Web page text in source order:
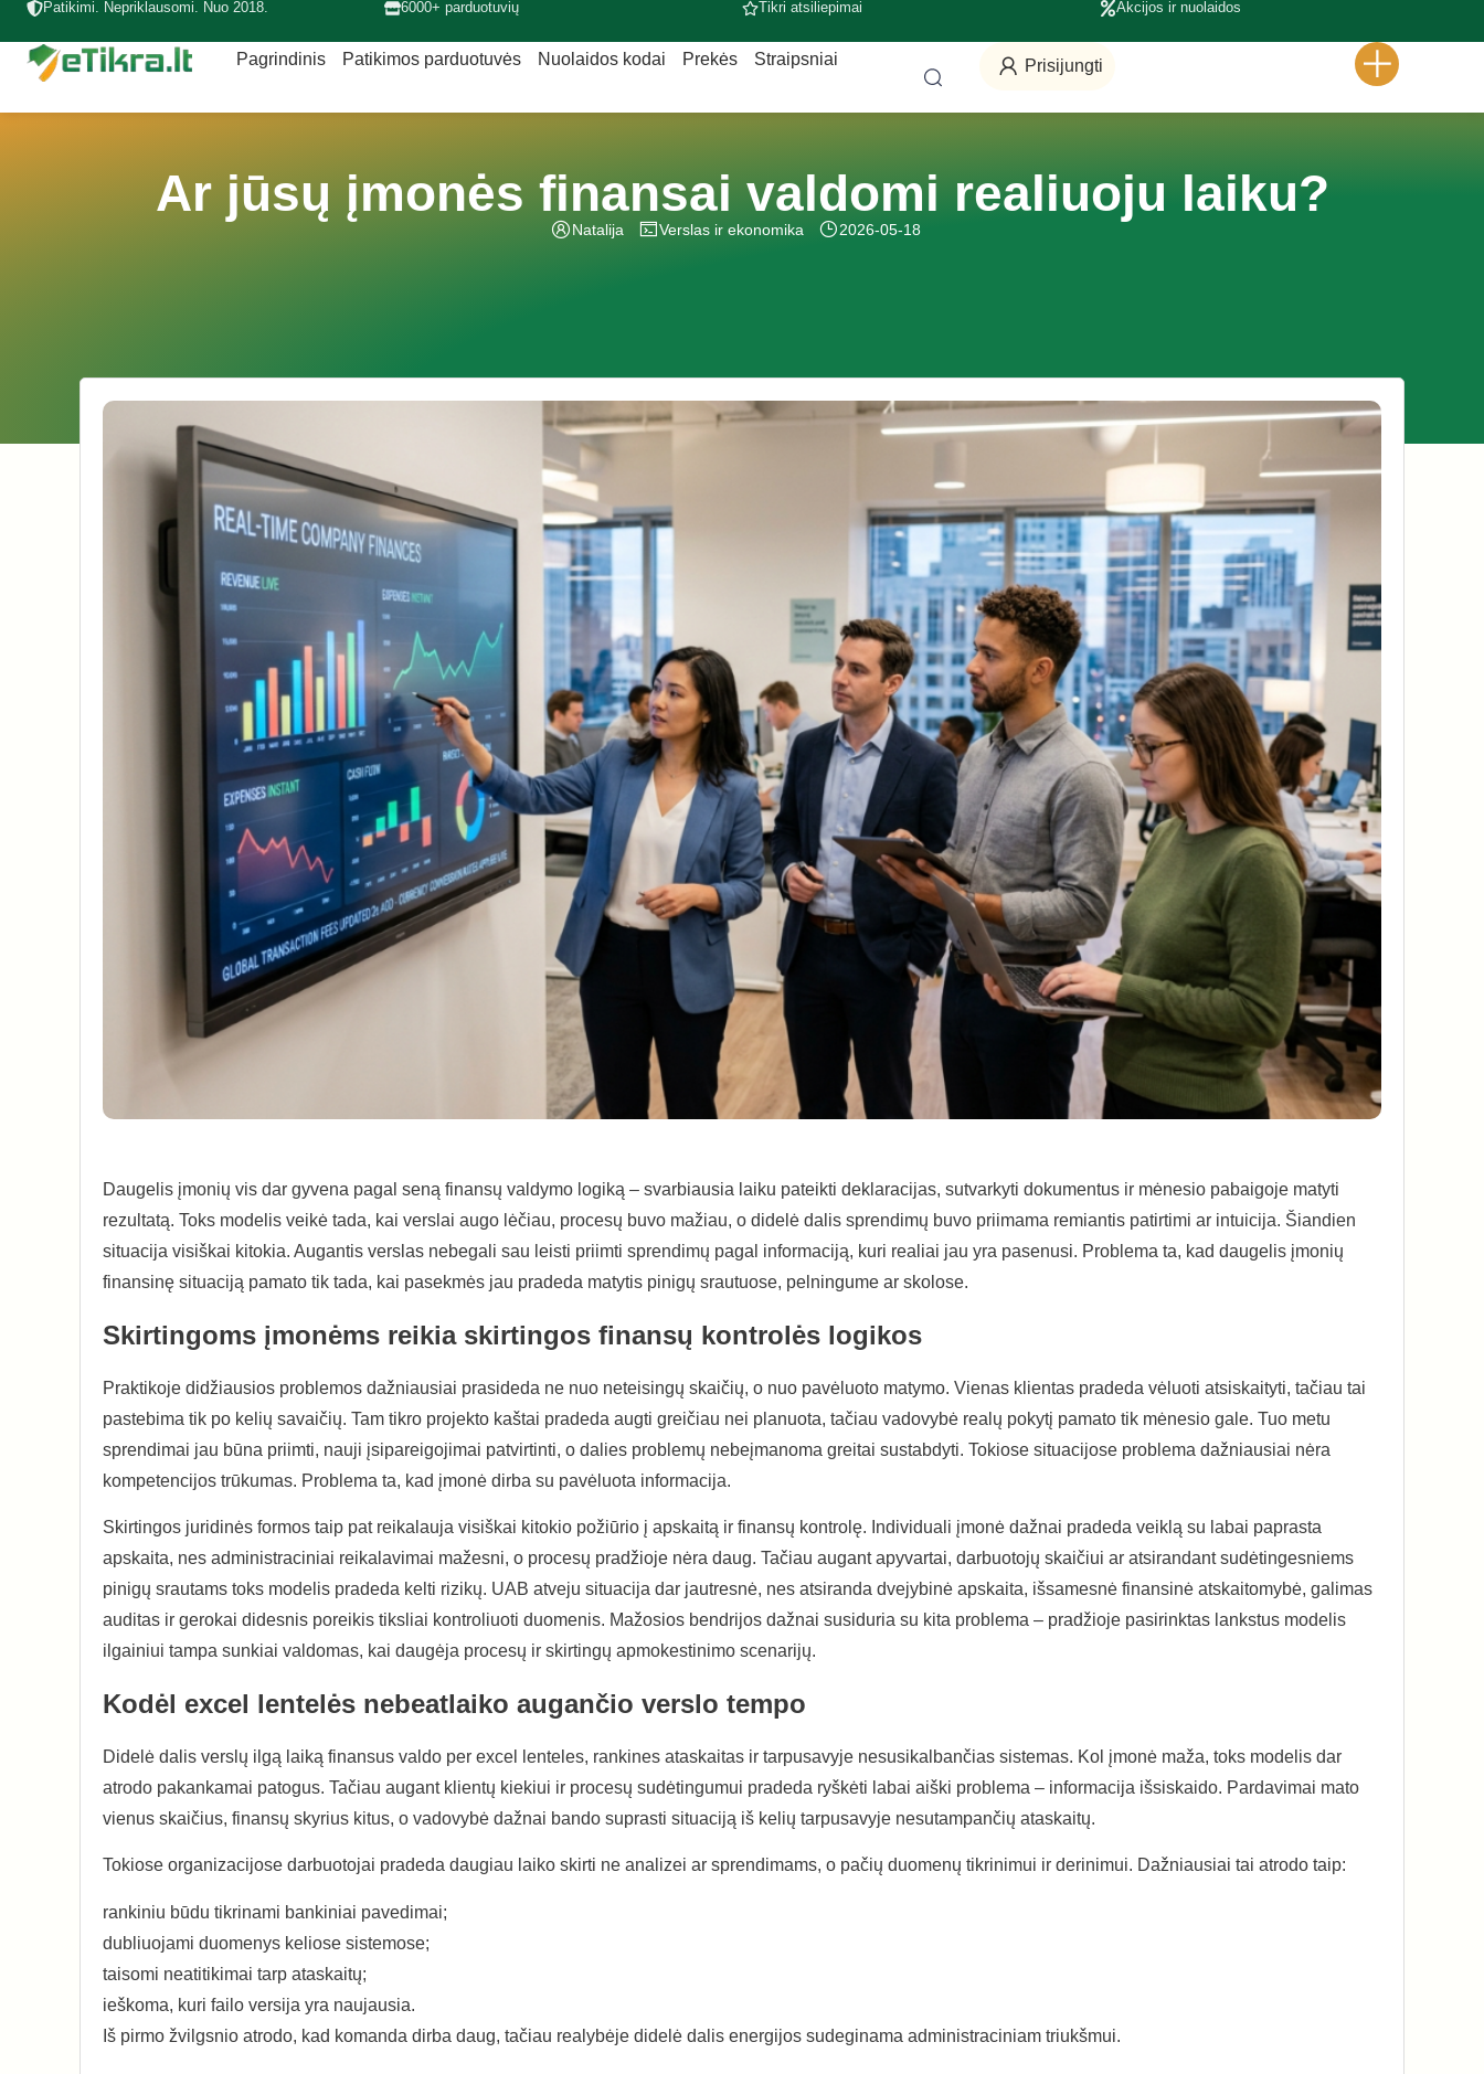
Patikimi. Nepriklausomi. Nuo 2018. 6000+ parduotuvių Tikri atsiliepimai Akcijos ir nuolaidos
Pagrindinis Patikimos parduotuvės Nuolaidos kodai Prekės Straipsniai Prisijungti
Ar jūsų įmonės finansai valdomi realiuoju laiku?
Natalija Verslas ir ekonomika 2026-05-18
Daugelis įmonių vis dar gyvena pagal seną finansų valdymo logiką – svarbiausia laiku pateikti deklaracijas, sutvarkyti dokumentus ir mėnesio pabaigoje matyti
rezultatą. Toks modelis veikė tada, kai verslai augo lėčiau, procesų buvo mažiau, o didelė dalis sprendimų buvo priimama remiantis patirtimi ar intuicija. Šiandien
situacija visiškai kitokia. Augantis verslas nebegali sau leisti priimti sprendimų pagal informaciją, kuri realiai jau yra pasenusi. Problema ta, kad daugelis įmonių
finansinę situaciją pamato tik tada, kai pasekmės jau pradeda matytis pinigų srautuose, pelningume ar skolose.
Skirtingoms įmonėms reikia skirtingos finansų kontrolės logikos
Praktikoje didžiausios problemos dažniausiai prasideda ne nuo neteisingų skaičių, o nuo pavėluoto matymo. Vienas klientas pradeda vėluoti atsiskaityti, tačiau tai
pastebima tik po kelių savaičių. Tam tikro projekto kaštai pradeda augti greičiau nei planuota, tačiau vadovybė realų pokytį pamato tik mėnesio gale. Tuo metu
sprendimai jau būna priimti, nauji įsipareigojimai patvirtinti, o dalies problemų nebeįmanoma greitai sustabdyti. Tokiose situacijose problema dažniausiai nėra
kompetencijos trūkumas. Problema ta, kad įmonė dirba su pavėluota informacija.
Skirtingos juridinės formos taip pat reikalauja visiškai kitokio požiūrio į apskaitą ir finansų kontrolę. Individuali įmonė dažnai pradeda veiklą su labai paprasta
apskaita, nes administraciniai reikalavimai mažesni, o procesų pradžioje nėra daug. Tačiau augant apyvartai, darbuotojų skaičiui ar atsirandant sudėtingesniems
pinigų srautams toks modelis pradeda kelti rizikų. UAB atveju situacija dar jautresnė, nes atsiranda dvejybinė apskaita, išsamesnė finansinė atskaitomybė, galimas
auditas ir gerokai didesnis poreikis tiksliai kontroliuoti duomenis. Mažosios bendrijos dažnai susiduria su kita problema – pradžioje pasirinktas lankstus modelis
ilgainiui tampa sunkiai valdomas, kai daugėja procesų ir skirtingų apmokestinimo scenarijų.
Kodėl excel lentelės nebeatlaiko augančio verslo tempo
Didelė dalis verslų ilgą laiką finansus valdo per excel lenteles, rankines ataskaitas ir tarpusavyje nesusikalbančias sistemas. Kol įmonė maža, toks modelis dar
atrodo pakankamai patogus. Tačiau augant klientų kiekiui ir procesų sudėtingumui pradeda ryškėti labai aiški problema – informacija išsiskaido. Pardavimai mato
vienus skaičius, finansų skyrius kitus, o vadovybė dažnai bando suprasti situaciją iš kelių tarpusavyje nesutampančių ataskaitų.
Tokiose organizacijose darbuotojai pradeda daugiau laiko skirti ne analizei ar sprendimams, o pačių duomenų tikrinimui ir derinimui. Dažniausiai tai atrodo taip:
rankiniu būdu tikrinami bankiniai pavedimai;
dubliuojami duomenys keliose sistemose;
taisomi neatitikimai tarp ataskaitų;
ieškoma, kuri failo versija yra naujausia.
Iš pirmo žvilgsnio atrodo, kad komanda dirba daug, tačiau realybėje didelė dalis energijos sudeginama administraciniam triukšmui.